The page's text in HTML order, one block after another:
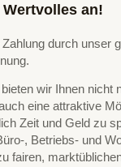
an!
durch unser
wir Ihnen nicht
eine attraktive
Zeit und Geld zu
, Betriebs- und
fairen,